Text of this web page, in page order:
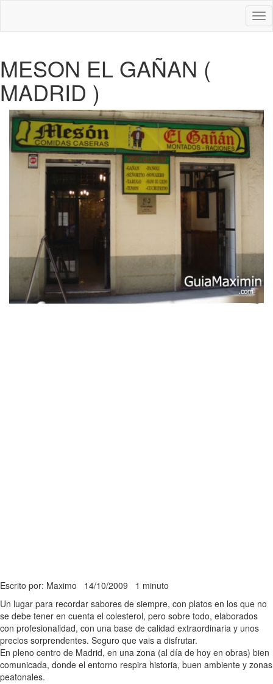
MESON EL GAÑAN (
MADRID )
Escrito por: Maximo 14/10/2009 1 minuto
Un lugar para recordar sabores de siempre, con platos en los que no
se debe tener en cuenta el colesterol, pero sobre todo, elaborados
con profesionalidad, con una base de calidad extraordinaria y unos
precios sorprendentes. Seguro que vais a disfrutar.
En pleno centro de Madrid, en una zona (al día de hoy en obras) bien
comunicada, donde el entorno respira historia, buen ambiente y zonas
peatonales.